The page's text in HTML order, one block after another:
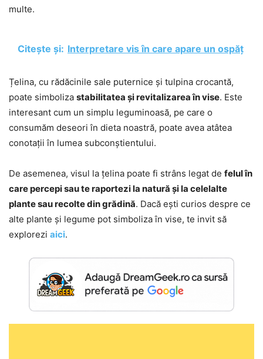
multe.
Citește și: Interpretare vis în care apare un ospăț
Țelina, cu rădăcinile sale puternice și tulpina crocantă,
poate simboliza stabilitatea și revitalizarea în vise. Este
interesant cum un simplu leguminoasă, pe care o
consumăm deseori în dieta noastră, poate avea atâtea
conotații în lumea subconștientului.
De asemenea, visul la țelina poate fi strâns legat de felul în
care percepi sau te raportezi la natură și la celelalte
plante sau recolte din grădină. Dacă ești curios despre ce
alte plante și legume pot simboliza în vise, te invit să
explorezi aici.